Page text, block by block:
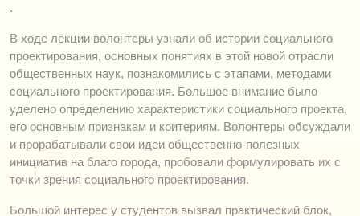
.
В ходе лекции волонтеры узнали об истории социального
проектирования, основных понятиях в этой новой отрасли
общественных наук, познакомились с этапами, методами
социального проектирования. Большое внимание было
уделено определению характеристики социального проекта,
его основным признакам и критериям. Волонтеры обсуждали
и прорабатывали свои идеи общественно-полезных
инициатив на благо города, пробовали формулировать их с
точки зрения социального проектирования.
Большой интерес у студентов вызвал практический блок,